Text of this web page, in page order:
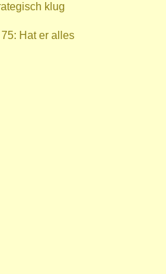
klug
Hat er alles